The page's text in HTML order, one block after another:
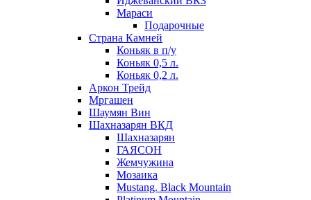
Мараси
Подарочные
Страна Камней
Коньяк в п/у
Коньяк 0,5 л.
Коньяк 0,2 л.
Аркон Трейд
Мргашен
Шаумян Вин
Шахназарян ВКД
Шахназарян
ГАЯСОН
Жемчужина
Мозаика
Mustang. Black Mountain